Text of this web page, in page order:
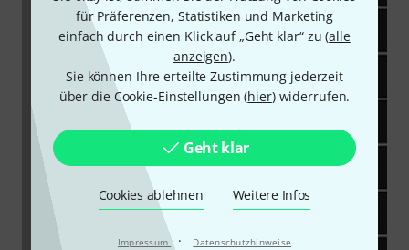
für Präferenzen, Statistiken und Marketing
einfach durch einen Klick auf „Geht klar“ zu (alle
anzeigen).
Sie können Ihre erteilte Zustimmung jederzeit
über die Cookie-Einstellungen (hier) widerrufen.
Geht klar
Cookies ablehnen Weitere Infos
Impressum · Datenschutzhinweise